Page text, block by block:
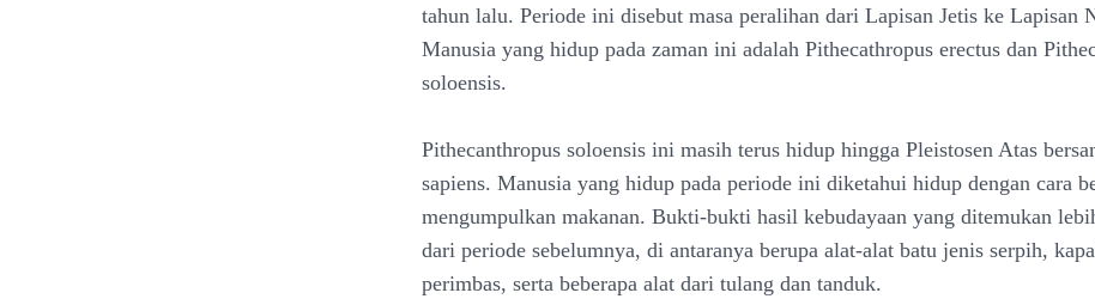
tahun lalu. Periode ini disebut masa peralihan dari Lapisan Jetis ke Lapisan
Manusia yang hidup pada zaman ini adalah Pithecathropus erectus dan
soloensis.
Pithecanthropus soloensis ini masih terus hidup hingga Pleistosen Atas
sapiens. Manusia yang hidup pada periode ini diketahui hidup dengan cara
mengumpulkan makanan. Bukti-bukti hasil kebudayaan yang ditemukan
dari periode sebelumnya, di antaranya berupa alat-alat batu jenis serpih,
perimbas, serta beberapa alat dari tulang dan tanduk.